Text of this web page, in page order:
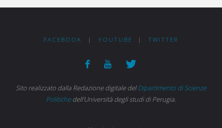
FACEBOOK | YOUTUBE | TWITTER
Sito realizzato dalla Redazione digitale delDipartimento di Scienze
Politichedell'Università degli studi di Perugia.